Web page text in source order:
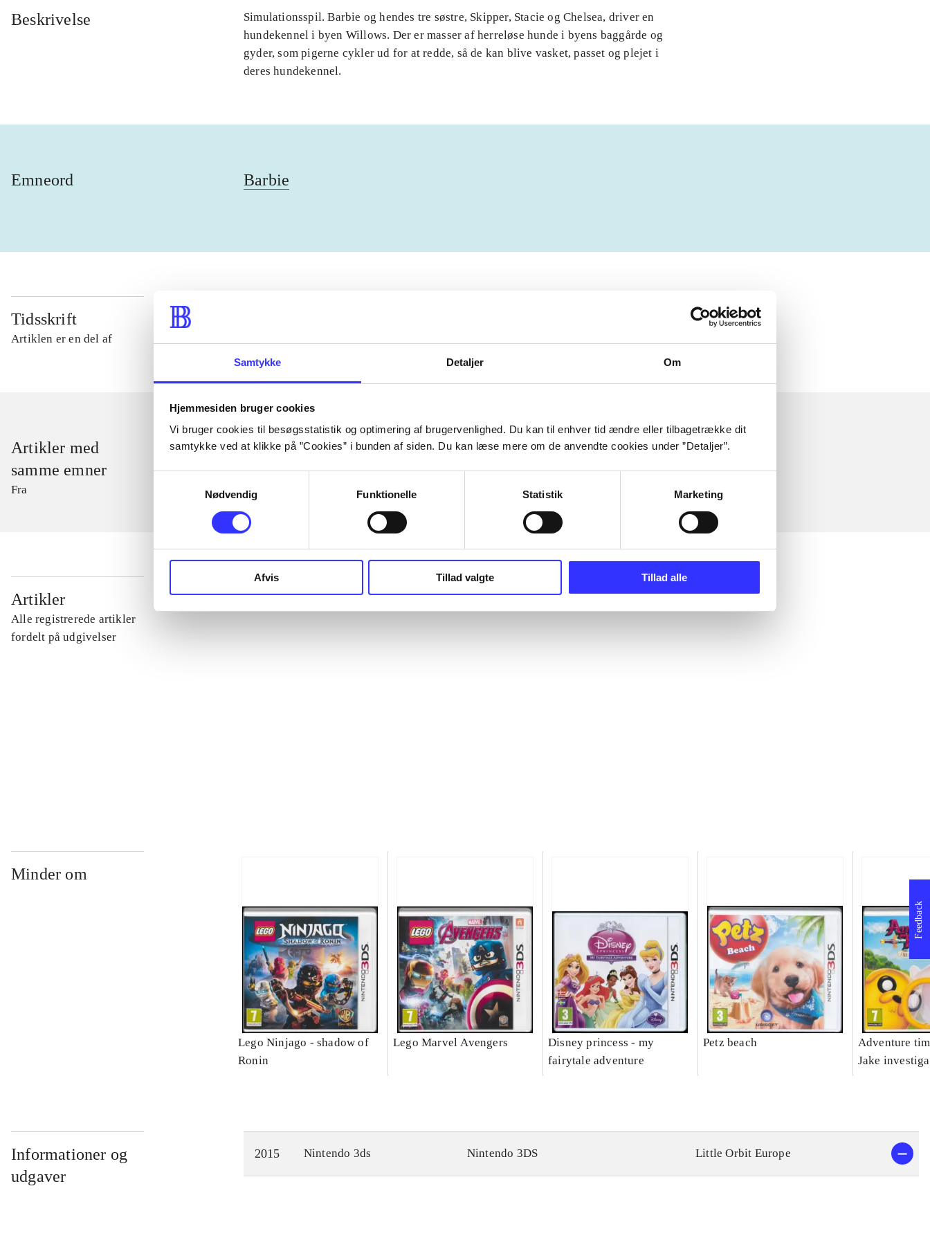
Samtykke Detaljer Om
Hjemmesiden bruger cookies
Vi bruger cookies til besøgsstatistik og optimering af brugervenlighed. Du kan til enhver tid ændre eller tilbagetrække dit
samtykke ved at klikke på ”Cookies” i bunden af siden. Du kan læse mere om de anvendte cookies under ”Detaljer”.
Nødvendig
Funktionelle Statistik Marketing
Afvis Tillad valgte Tillad alle
Beskrivelse
Simulationsspil. Barbie og hendes tre søstre, Skipper, Stacie og Chelsea, driver en
hundekennel i byen Willows. Der er masser af herreløse hunde i byens baggårde og
gyder, som pigerne cykler ud for at redde, så de kan blive vasket, passet og plejet i
deres hundekennel.
Emneord Barbie
Tidsskrift
Artiklen er en del af
Artikler med
samme emner
Fra
Artikler
Alle registrerede artikler
fordelt på udgivelser
Minder om
Lego Ninjago - shadow of
Ronin
Lego Marvel Avengers
Disney princess - my
fairytale adventure
Petz beach
Adventure
Jake
Informationer og
udgaver
2015 Nintendo 3ds Nintendo 3DS Little Orbit Europe
Feedback